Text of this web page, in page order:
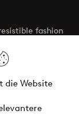
die Website
fashion
next look